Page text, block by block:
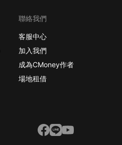
聯絡我們
客服中心
加入我們
成為CMoney作者
場地租借